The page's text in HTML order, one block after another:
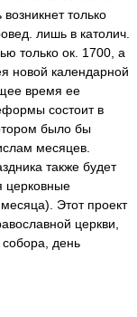
только
лишь в католич.
только ок. 1700, а
новой календарной
время ее
состоит в
было бы
месяцев.
также будет
церковные
Этот проект
церкви,
собора, день